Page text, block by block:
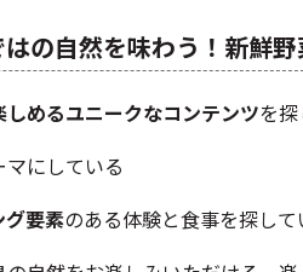
の自然を味わう！新鮮
しめるユニークなコンテンツを
マにしている
グ要素のある体験と食事を探して